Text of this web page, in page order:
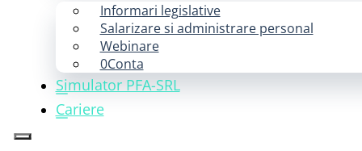
Informari legislative
Salarizare si administrare personal
Webinare
0Conta
Simulator PFA-SRL
Cariere